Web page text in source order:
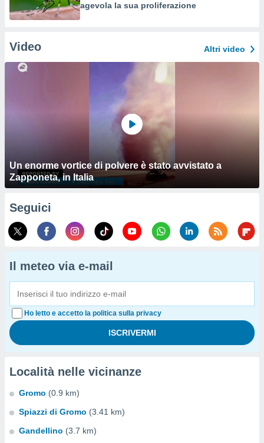
agevola la sua proliferazione
Video Altri video
Un enorme vortice di polvere è stato avvistato a
Zapponeta, in Italia
Seguici
Il meteo via e-mail
Ho letto e accetto la politica sulla privacy
Località nelle vicinanze
Gromo (0.9 km)
Spiazzi di Gromo (3.41 km)
Gandellino (3.7 km)